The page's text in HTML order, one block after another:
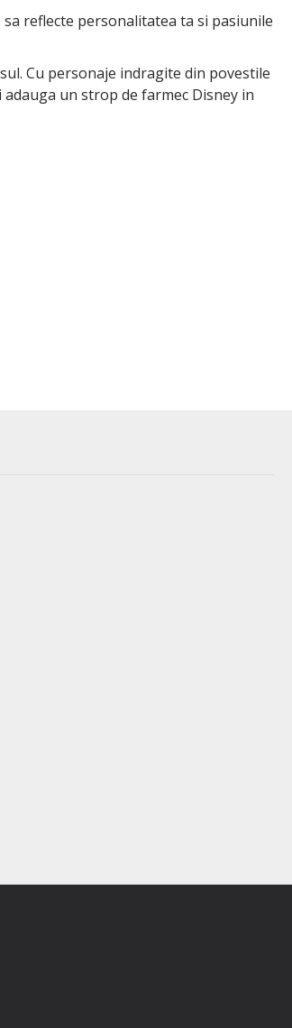
reflecte personalitatea ta si pasiunile
Cu personaje indragite din povestile
un strop de farmec Disney in